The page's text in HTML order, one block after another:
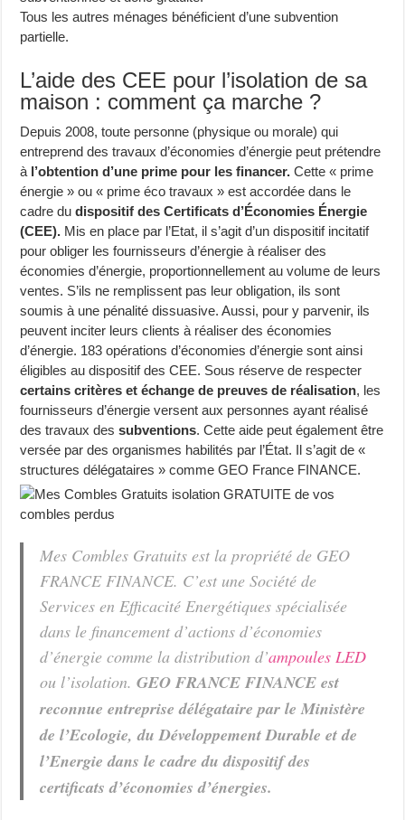
Tous les autres ménages bénéficient d’une subvention
partielle.
L’aide des CEE pour l’isolation de sa
maison : comment ça marche ?
Depuis 2008, toute personne (physique ou morale) qui
entreprend des travaux d’économies d’énergie peut prétendre
à l’obtention d’une prime pour les financer. Cette « prime
énergie » ou « prime éco travaux » est accordée dans le
cadre dudispositif des Certificats d’Économies Énergie
(CEE). Mis en place par l’Etat, il s’agit d’un dispositif incitatif
pour obliger les fournisseurs d’énergie à réaliser des
économies d’énergie, proportionnellement au volume de leurs
ventes. S’ils ne remplissent pas leur obligation, ils sont
soumis à une pénalité dissuasive. Aussi, pour y parvenir, ils
peuvent inciter leurs clients à réaliser des économies
d’énergie. 183 opérations d’économies d’énergie sont ainsi
éligibles au dispositif des CEE. Sous réserve de respecter
certains critères et échange de preuves de réalisation, les
fournisseurs d’énergie versent aux personnes ayant réalisé
des travaux dessubventions. Cette aide peut également être
versée par des organismes habilités par l’État. Il s’agit de «
structures délégataires » comme GEO France FINANCE.
Mes Combles Gratuits est la propriété de GEO
FRANCE FINANCE. C’est une Société de
Services en Efficacité Energétiques spécialisée
dans le financement d’actions d’économies
d’énergie comme la distribution d’ampoules LED
ou l’isolation.GEO FRANCE FINANCE est
reconnue entreprise délégataire par le Ministère
de l’Ecologie, du Développement Durable et de
l’Energie dans le cadre du dispositif des
certificats d’économies d’énergies.